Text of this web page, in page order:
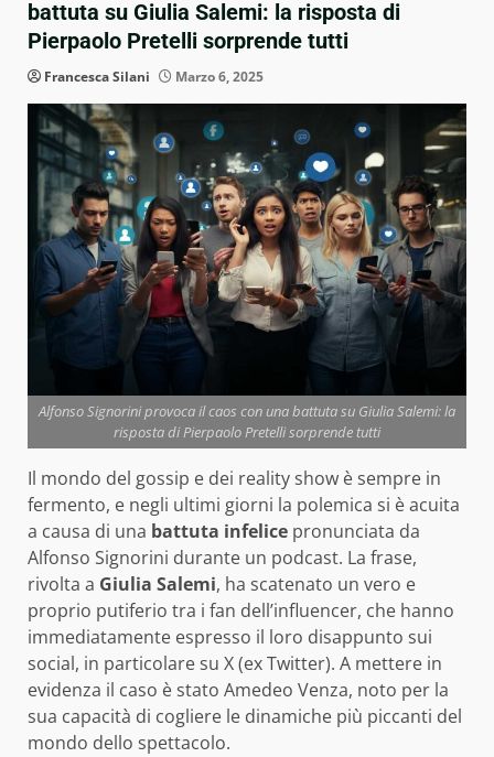
battuta su Giulia Salemi: la risposta di
Pierpaolo Pretelli sorprende tutti
Francesca Silani Marzo 6, 2025
Alfonso Signorini provoca il caos con una battuta su Giulia Salemi: la
risposta di Pierpaolo Pretelli sorprende tutti
Il mondo del gossip e dei reality show è sempre in
fermento, e negli ultimi giorni la polemica si è acuita
a causa di una battuta infelice pronunciata da
Alfonso Signorini durante un podcast. La frase,
rivolta a Giulia Salemi, ha scatenato un vero e
proprio putiferio tra i fan dell’influencer, che hanno
immediatamente espresso il loro disappunto sui
social, in particolare su X (ex Twitter). A mettere in
evidenza il caso è stato Amedeo Venza, noto per la
sua capacità di cogliere le dinamiche più piccanti del
mondo dello spettacolo.